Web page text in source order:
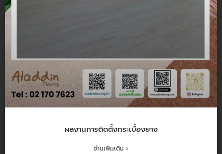
ผลงานการติดตั้งกระเบื้องยาง
อ่านเพิ่มเติม ›